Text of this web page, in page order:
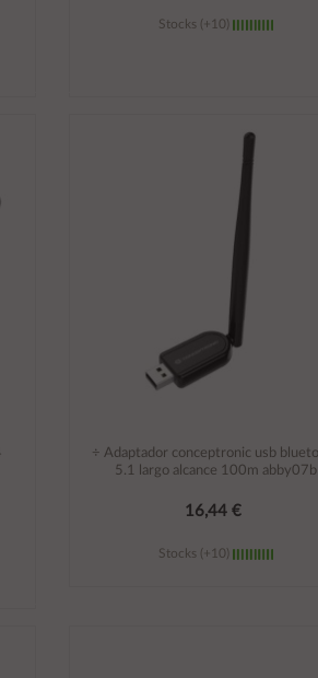
Stocks (+10)
÷ Adaptador conceptronic usb
5.1 largo alcance 100m abby07b
16,44 €
Stocks (+10)